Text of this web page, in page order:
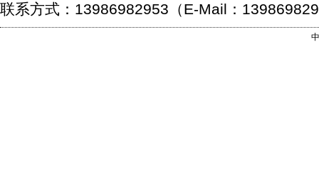
联系方式：13986982953（E-Mail：